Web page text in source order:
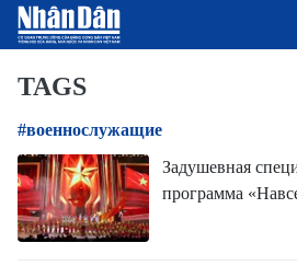
ПОЛИТИКА
TAGS
#военнослужащие
Задушевная
программа